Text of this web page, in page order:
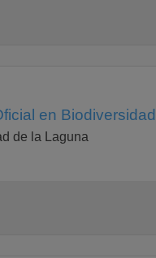
en
de la Laguna